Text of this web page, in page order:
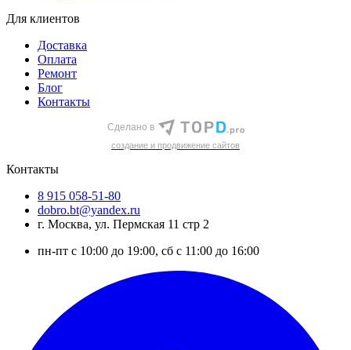
Для клиентов
Доставка
Оплата
Ремонт
Блог
Контакты
Сделано в
cоздание и продвижение сайтов
Контакты
8 915 058-51-80
dobro.bt@yandex.ru
г. Москва, ул. Пермская 11 стр 2
пн-пт с 10:00 до 19:00, сб с 11:00 до 16:00